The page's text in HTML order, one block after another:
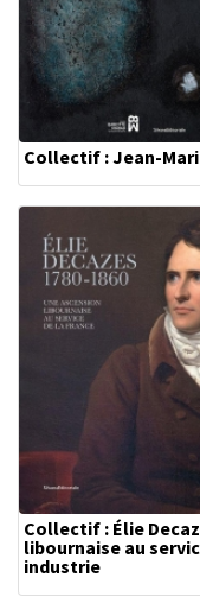
Collectif : Jean-
Collectif : Élie
libournaise au
industrie